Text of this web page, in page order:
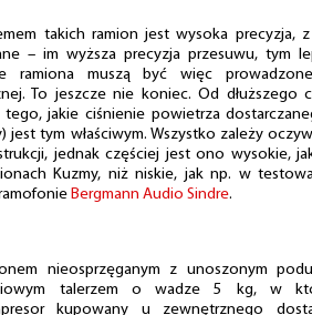
takich ramion jest wysoka precyzja,
– im wyższa precyzja przesuwu, tym
ramiona muszą być więc
To jeszcze nie koniec. Od dłuższego
jakie ciśnienie powietrza
jest tym właściwym. Wszystko zależy
jednak częściej jest ono wysokie,
Kuzmy, niż niskie, jak np. w
Bergmann Audio Sindre.
nieosprzęganym z unoszonym
talerzem o wadze 5 kg, w
kupowany u zewnętrznego